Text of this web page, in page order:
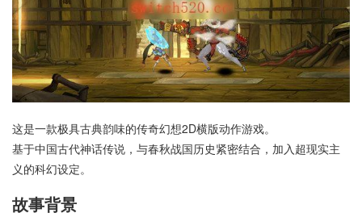
这是一款极具古典韵味的传奇幻想2D横版动作游戏。
基于中国古代神话传说，与春秋战国历史紧密结合，加入超现实主
义的科幻设定。
故事背景